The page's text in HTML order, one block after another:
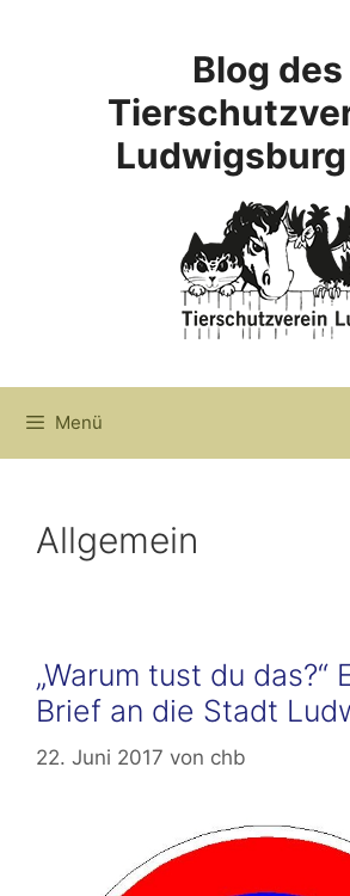
Blog des
Ludwigsburg
Menü
Allgemein
„Warum tust du das?“
Brief an die Stadt
22. Juni 2017 von chb